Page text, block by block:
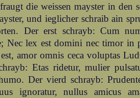
die weissen mayster in den
und ieglicher schraib ain
Der erst schrayb: Cum
Nec lex est domini nec timor in
amor omnis ceca voluptas
Etas ridetur, mulier
Der vierd schrayb:
ignoratur, nullus amicus